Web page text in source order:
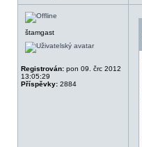
štamgast
Registrován: pon 09. črc 2012
13:05:29
Příspěvky: 2884